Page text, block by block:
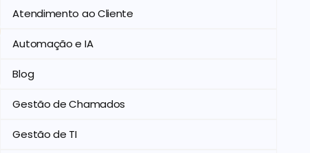
Atendimento ao Cliente
Automação e IA
Blog
Gestão de Chamados
Gestão de TI